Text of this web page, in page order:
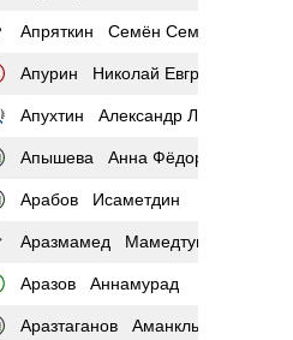
Апряткин Семён Семёнович
Апурин Николай Евграфович
Апухтин Александр Леонидович
Апышева Анна Фёдоровна
Арабов Исаметдин
Аразмамед Мамедтувак оглы
Аразов Аннамурад
Аразтаганов Аманклыч